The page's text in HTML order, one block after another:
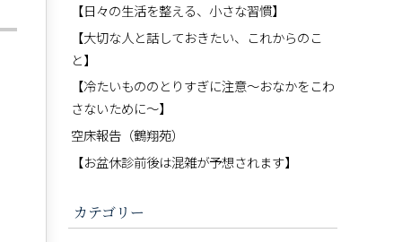
【日々の生活を整える、小さな習慣】
【大切な人と話しておきたい、これからのこ
と】
【冷たいもののとりすぎに注意〜おなかをこわ
さないために〜】
空床報告（鶴翔苑）
【お盆休診前後は混雑が予想されます】
カテゴリー